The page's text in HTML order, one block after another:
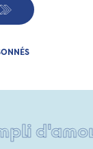
d'amour